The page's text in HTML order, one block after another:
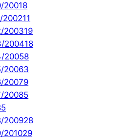
20018
200211
200319
200418
20058
20063
20079
20085
5
200928
201029